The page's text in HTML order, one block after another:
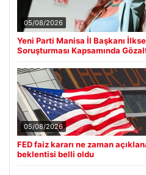
05/08/2026
Yeni Parti Manisa İl Başkanı
Soruşturması Kapsamında
05/08/2026
FED faiz kararı ne zaman
beklentisi belli oldu